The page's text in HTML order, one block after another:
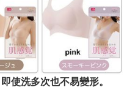
使洗多次也不易變形。